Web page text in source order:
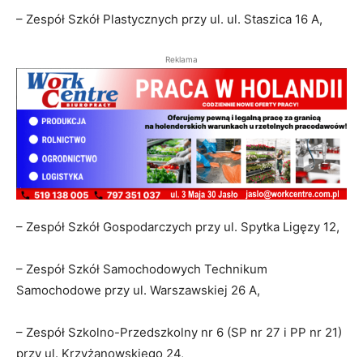
– Zespół Szkół Plastycznych przy ul. ul. Staszica 16 A,
Reklama
– Zespół Szkół Gospodarczych przy ul. Spytka Ligęzy 12,
– Zespół Szkół Samochodowych Technikum
Samochodowe przy ul. Warszawskiej 26 A,
– Zespół Szkolno-Przedszkolny nr 6 (SP nr 27 i PP nr 21)
przy ul. Krzyżanowskiego 24,